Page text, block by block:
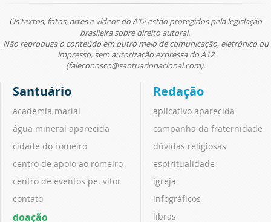
Os textos, fotos, artes e vídeos do A12 estão protegidos pela legislação
brasileira sobre direito autoral.
Não reproduza o conteúdo em outro meio de comunicação, eletrônico ou
impresso, sem autorização expressa do A12
(faleconosco@santuarionacional.com).
Santuário
academia marial
água mineral aparecida
cidade do romeiro
centro de apoio ao romeiro
centro de eventos pe. vitor
contato
doação
Redação
aplicativo aparecida
campanha da fraternidade
dúvidas religiosas
espiritualidade
igreja
infográficos
libras